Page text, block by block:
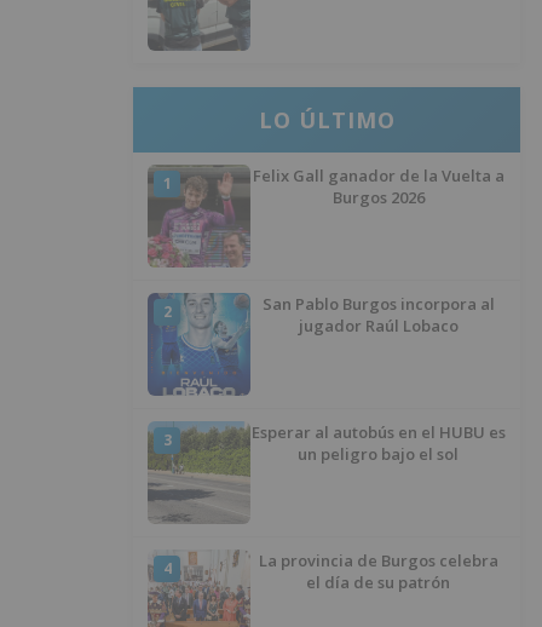
LO ÚLTIMO
1
Felix Gall ganador de la Vuelta a
Burgos 2026
2
San Pablo Burgos incorpora al
jugador Raúl Lobaco
3
Esperar al autobús en el HUBU es
un peligro bajo el sol
4
La provincia de Burgos celebra
el día de su patrón